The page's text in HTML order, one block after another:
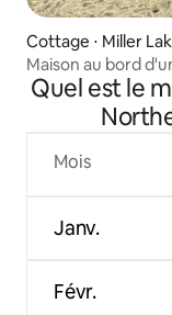
Cottage ⋅ Miller
Maison au bord
Quel est le
Mois
Janv.
Févr.